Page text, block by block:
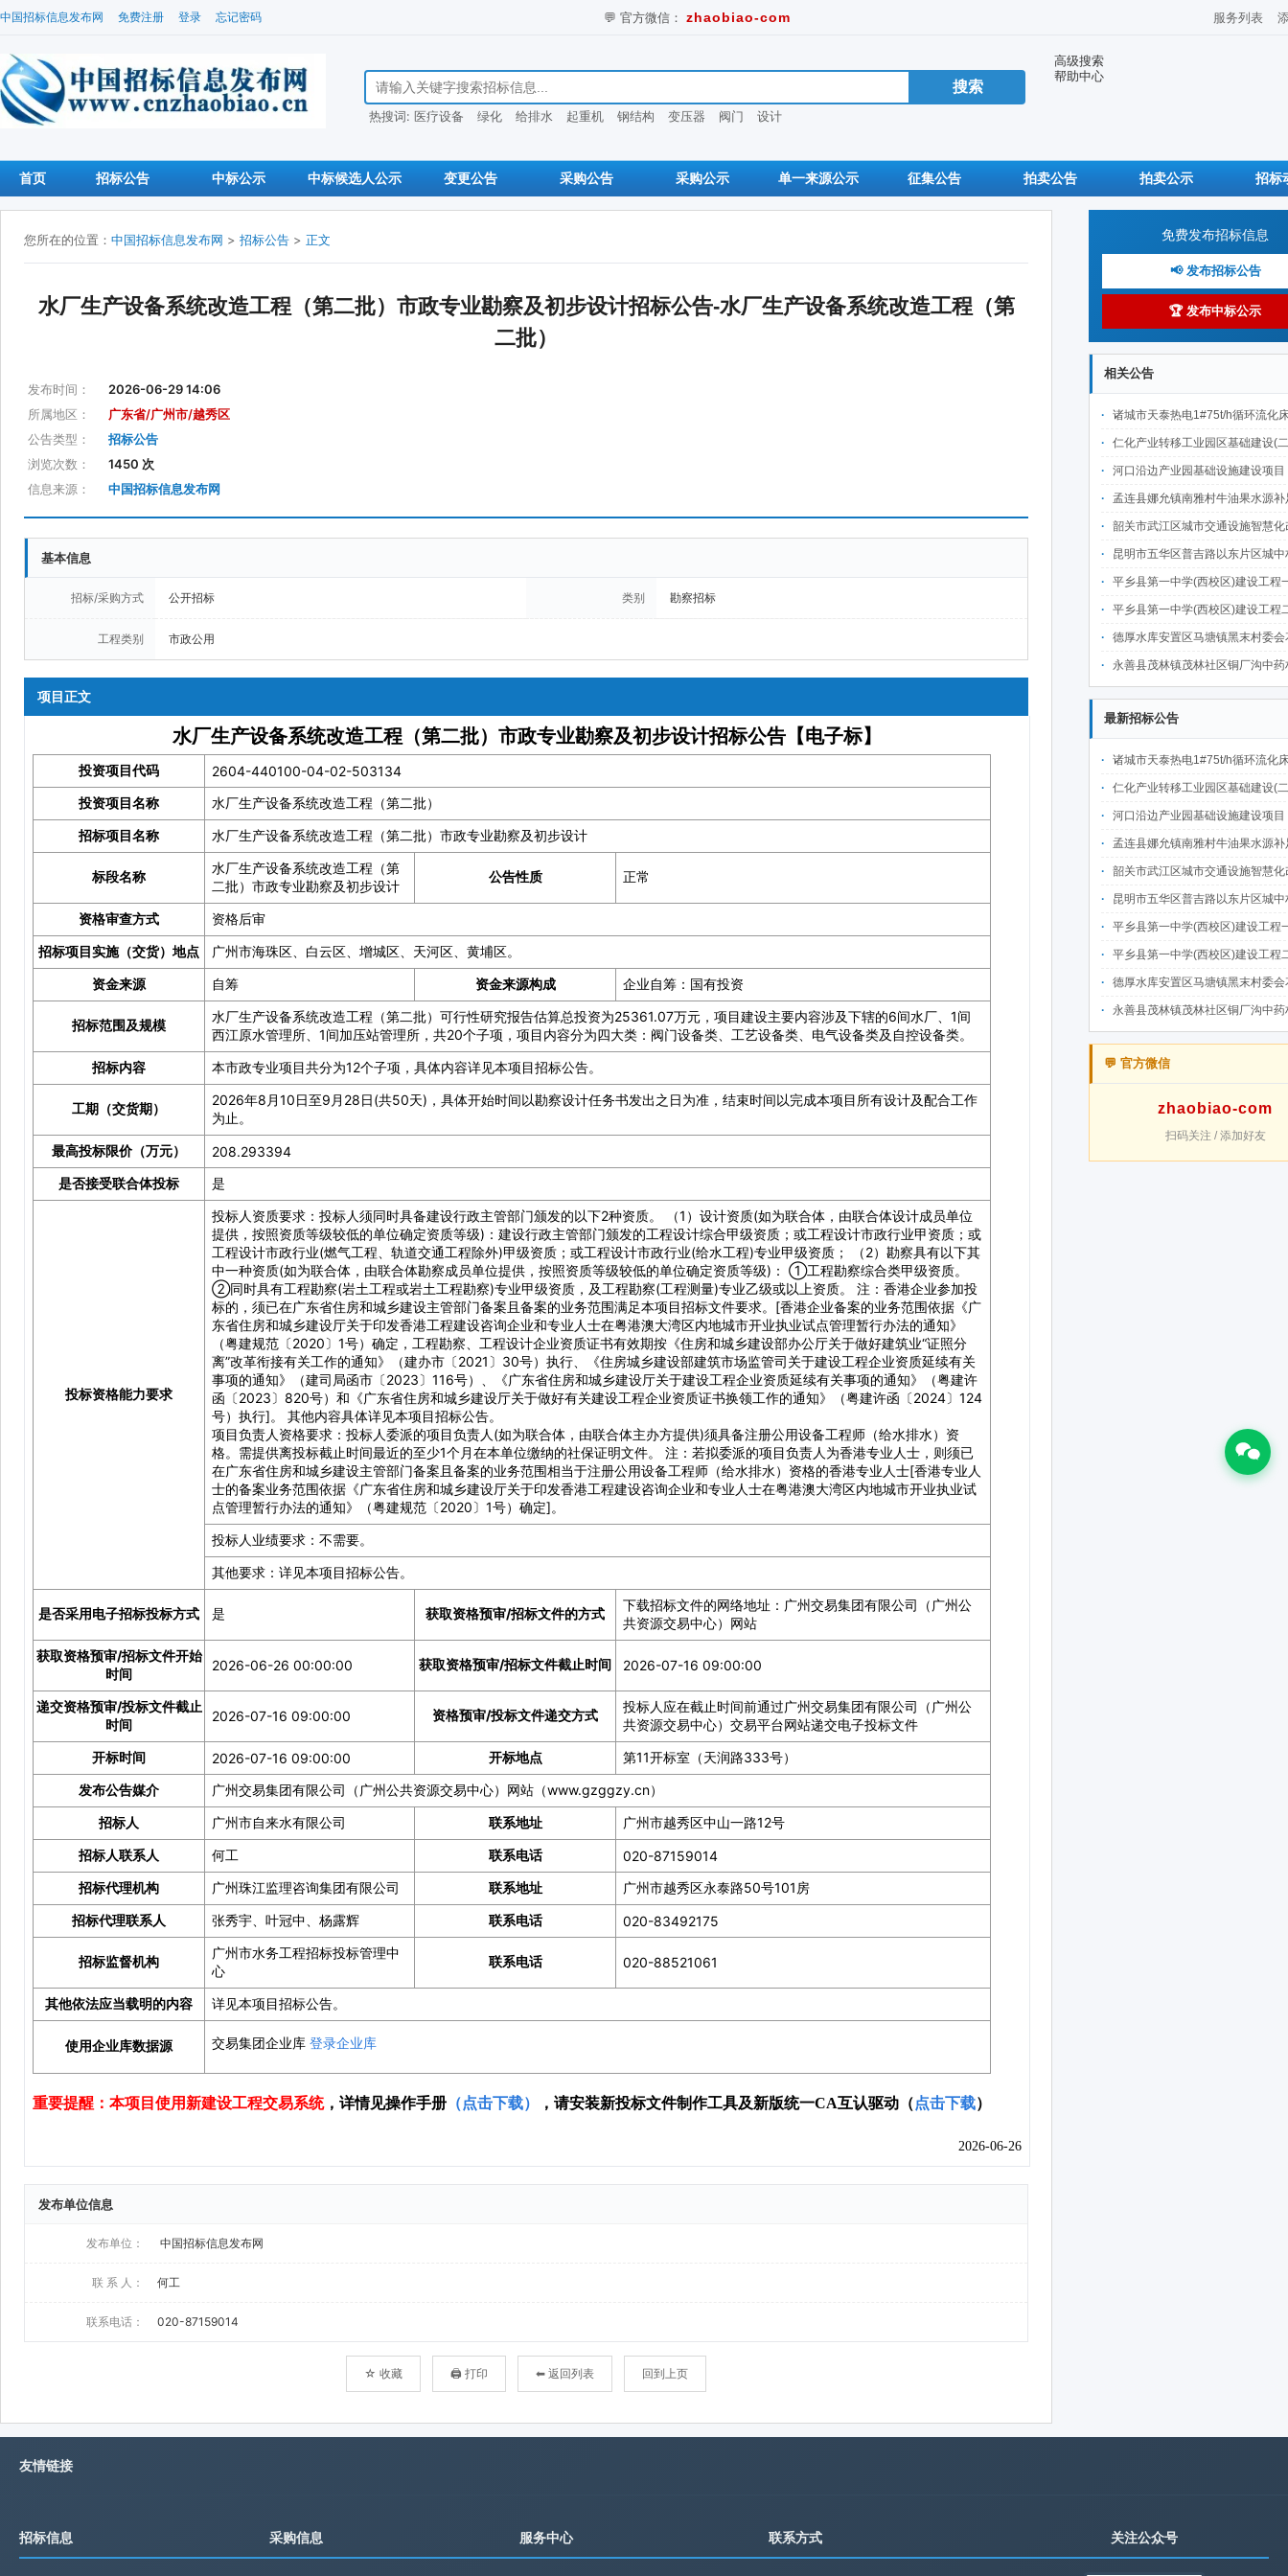
中国招标信息发布网 免费注册 登录 忘记密码 💬 官方微信： zhaobiao-com 服务列表
搜索招标信息
热搜词: 医疗设备 绿化 给排水 起重机 钢结构 变压器 阀门 设计
高级搜索
帮助中心
首页 招标公告 中标公示 中标候选人公示 变更公告 采购公告 采购公示 单一来源公示 征集公告 拍卖公告 拍卖公示 招标
您所在的位置： 中国招标信息发布网 > 招标公告 > 正文
水厂生产设备系统改造工程（第二批）市政专业勘察及初步设计招标公告-水厂生产设备系统改造工程（第
二批）
发布时间：
2026-06-29 14:06
所属地区：
广东省/广州市/越秀区
公告类型：
招标公告
浏览次数：
1450 次
信息来源：
中国招标信息发布网
基本信息
招标/采购方式 公开招标 类别 勘察招标
工程类别 市政公用
项目正文
发布单位信息
发布单位： 中国招标信息发布网
联 系 人： 何工
联系电话： 020-87159014
☆ 收藏 🖨 打印 ⬅ 返回列表 回到上页
免费发布招标信息
📢 发布招标公告
🏆 发布中标公示
相关公告
诸城市天泰热电1#75t/h循环流化床锅炉及配套设施升级改造项目（设计施工一体
仁化产业转移工业园区基础建设(二期)一韶关仁化产业园区工业二路道路及桥梁(西侧扩园段)建设
河口沿边产业园基础设施建设项目（二期）设计施工总承包（EPC）(三次
孟连县娜允镇南雅村牛油果水源补足提质增效建设项目
韶关市武江区城市交通设施智慧化改造提升项目-基础建设工程（一期）A标段施
昆明市五华区普吉路以东片区城中村改造项目（一期）A7、A-4-2地块安置房项目供配电设计施工一体化
平乡县第一中学(西校区)建设工程一标段施工
平乡县第一中学(西校区)建设工程二标段施工
德厚水库安置区马塘镇黑末村委会花庄移民安置点美丽家园·移民新村建设项
永善县茂林镇茂林社区铜厂沟中药材产业配套水利设施建设项目
最新招标公告
诸城市天泰热电1#75t/h循环流化床锅炉及配套设施升级改造项目（设计施工一体
仁化产业转移工业园区基础建设(二期)一韶关仁化产业园区工业二路道路及桥梁(西侧扩园段)建设
河口沿边产业园基础设施建设项目（二期）设计施工总承包（EPC）(三次
孟连县娜允镇南雅村牛油果水源补足提质增效建设项目
韶关市武江区城市交通设施智慧化改造提升项目-基础建设工程（一期）A标段施
昆明市五华区普吉路以东片区城中村改造项目（一期）A7、A-4-2地块安置房项目供配电设计施工一体化
平乡县第一中学(西校区)建设工程一标段施工
平乡县第一中学(西校区)建设工程二标段施工
德厚水库安置区马塘镇黑末村委会花庄移民安置点美丽家园·移民新村建设项
永善县茂林镇茂林社区铜厂沟中药材产业配套水利设施建设项目
💬 官方微信
zhaobiao-com
扫码关注 / 添加好友
友情链接
招标信息 采购信息 服务中心 联系方式 关注公众号